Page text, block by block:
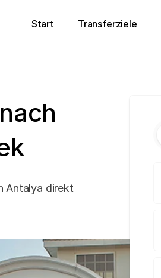
Start Transferziele
Antalya direkt